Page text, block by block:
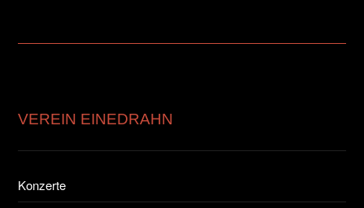
VEREIN EINEDRAHN
Konzerte